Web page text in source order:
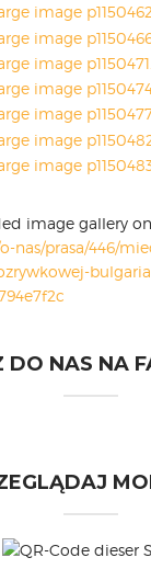
image gallery
nas/prasa/446/
DO NAS NA